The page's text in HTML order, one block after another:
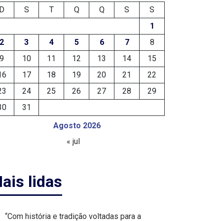
Agosto 2026
S T Q Q S
S
1
2
3 4 5 6 7
8
9
10 11 12 13 14
15
17 18 19 20 21
22
24 25 26 27 28
29
31
« jul
lidas
“Com história e tradição voltadas para a